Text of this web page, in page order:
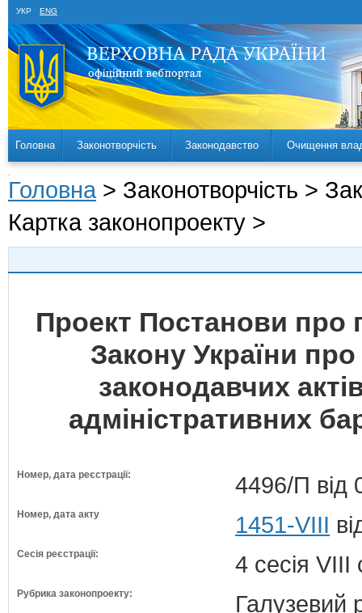
УКР ENG
Головна Законотворчість Законодавство Очищення
Головна > Законотворчість >
Картка законопроекту >
Проект Постанови про
Закону України
законодавчих
адміністративних
Номер, дата реєстрації: 4496/П від
Номер, дата акту 1451-VIII
Сесія реєстрації: 4 сесія VIII
Рубрика законопроекту: Галузевий